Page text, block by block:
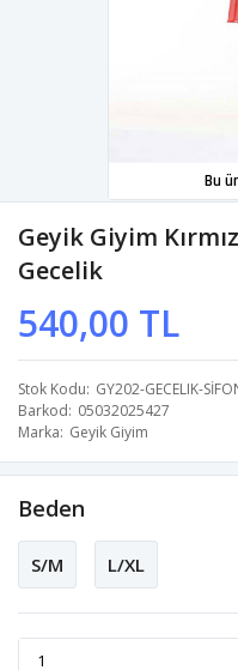
Bu
Geyik Giyim
Gecelik
540,00 TL
Stok Kodu GY202-GECELIK-
Barkod 05032025427
Marka Geyik Giyim
Beden
S/M L/XL